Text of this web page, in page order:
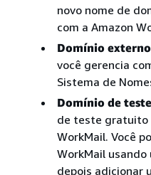
novo nome de
com a Amazon
Domínio externo
você gerencia
Sistema de
Domínio de
de teste gratuito
WorkMail. Você
WorkMail
depois adicionar